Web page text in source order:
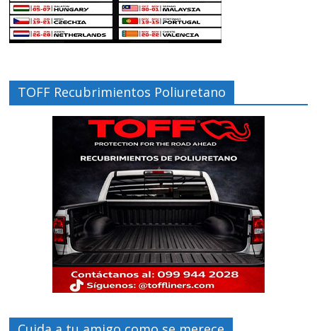
TOFF Recubrimientos Poliuretano